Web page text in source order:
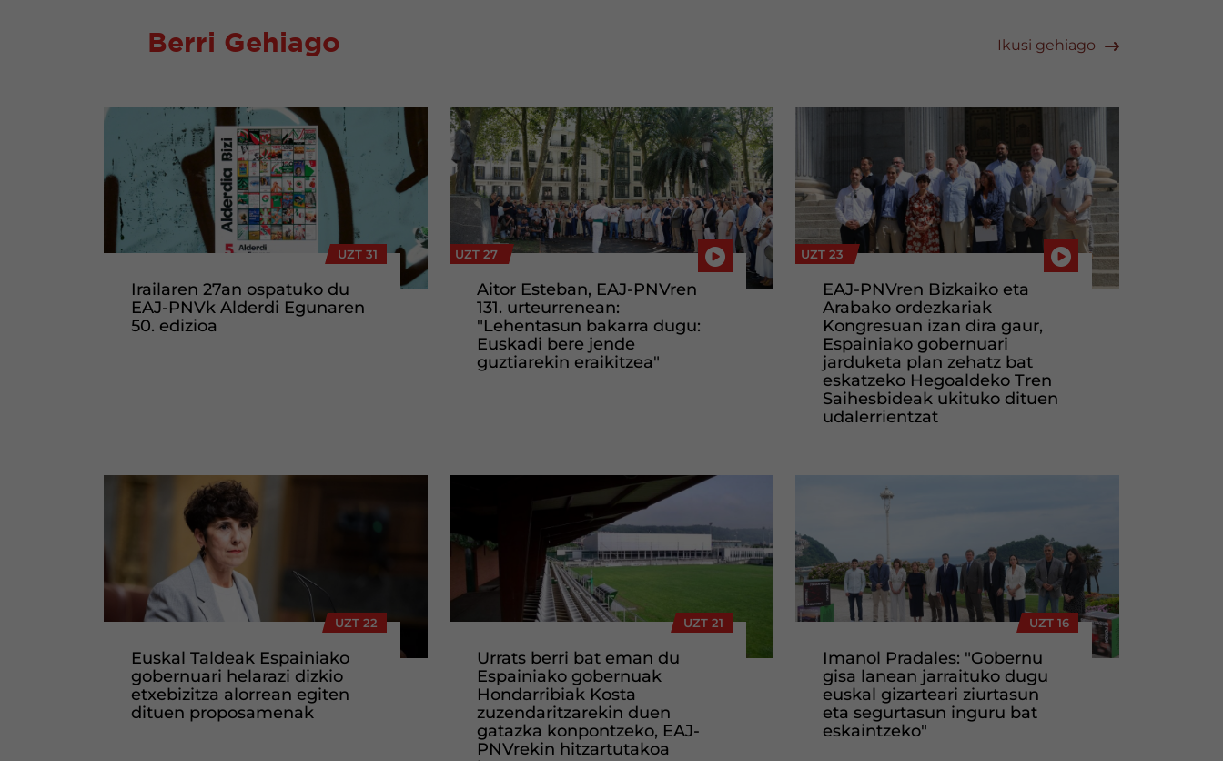
Berri Gehiago Ikusi gehiago
UZT 31
Irailaren 27an ospatuko du
EAJ-PNVk Alderdi Egunaren
50. edizioa
UZT 27
Aitor Esteban, EAJ-PNVren
131. urteurrenean:
"Lehentasun bakarra dugu:
Euskadi bere jende
guztiarekin eraikitzea"
UZT 23
EAJ-PNVren Bizkaiko eta
Arabako ordezkariak
Kongresuan izan dira gaur,
Espainiako gobernuari
jarduketa plan zehatz bat
eskatzeko Hegoaldeko Tren
Saihesbideak ukituko dituen
udalerrientzat
UZT 22
Euskal Taldeak Espainiako
gobernuari helarazi dizkio
etxebizitza alorrean egiten
dituen proposamenak
UZT 21
Urrats berri bat eman du
Espainiako gobernuak
Hondarribiak Kosta
zuzendaritzarekin duen
gatazka konpontzeko, EAJ-
PNVrekin hitzartutakoa
UZT 16
Imanol Pradales: "Gobernu
gisa lanean jarraituko dugu
euskal gizarteari ziurtasun
eta segurtasun inguru bat
eskaintzeko"